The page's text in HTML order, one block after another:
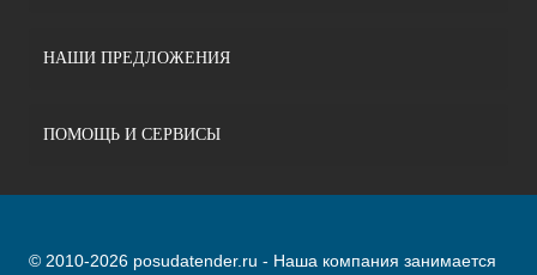
НАШИ ПРЕДЛОЖЕНИЯ
ПОМОЩЬ И СЕРВИСЫ
© 2010-2026 posudatender.ru - Наша компания занимается